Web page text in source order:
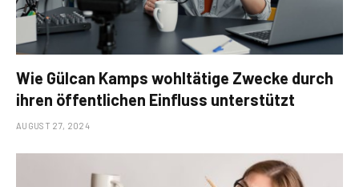
Wie Gülcan Kamps wohltätige Zwecke durch
ihren öffentlichen Einfluss unterstützt
AUGUST 27, 2024